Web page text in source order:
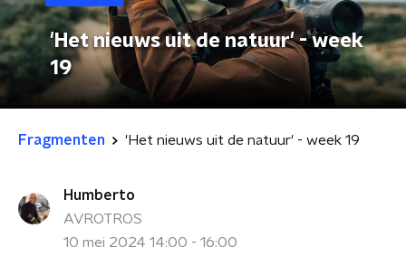
'Het nieuws uit de natuur' - week
19
Fragmenten 'Het nieuws uit de natuur' - week 19
Humberto
AVROTROS
10 mei 2024 14:00 - 16:00